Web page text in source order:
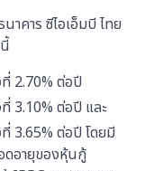
าคาร ซีไอเอ็มบี ไทย
2.70% ต่อปี
3.10% ต่อปี และ
3.65% ต่อปี โดยมี
ดอายุของหุ้นกู้